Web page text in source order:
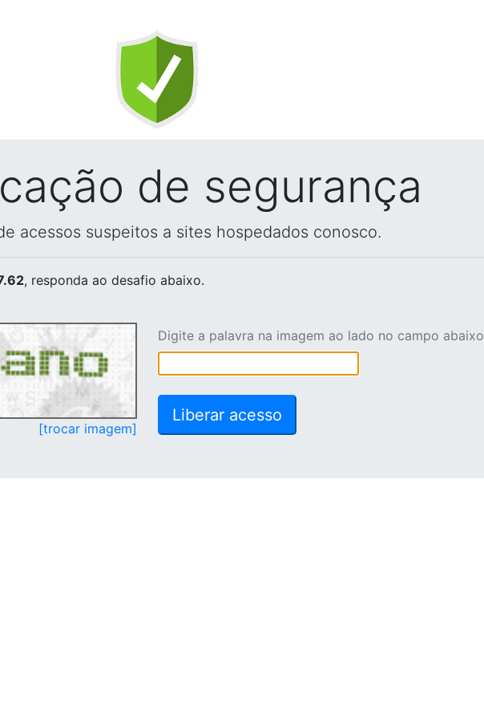
de segurança
acessos suspeitos a sites hospedados conosco.
, responda ao desafio abaixo.
[trocar imagem]
Digite a palavra na imagem ao lado no campo abaixo